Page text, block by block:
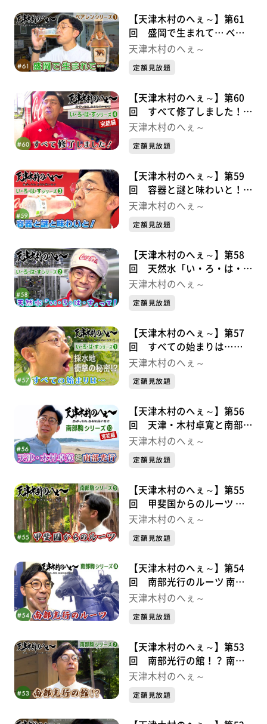
【天津木村のへぇ～】第61
回 盛岡で生まれて… べア
レンシリーズ➀
天津木村のへぇ～
定額見放題
【天津木村のへぇ～】第60
回 すべて修了しました！
い・ろ・は・すシリーズ➃完
天津木村のへぇ～
定額見放題
【天津木村のへぇ～】第59
回 容器と謎と味わいと！
い・ろ・は・すシリーズ③
天津木村のへぇ～
定額見放題
【天津木村のへぇ～】第58
回 天然水「い・ろ・は・
す」って！ い・ろ・は・す
天津木村のへぇ～
定額見放題
【天津木村のへぇ～】第57
回 すべての始まりは…
い・ろ・は・すシリーズ➀
天津木村のへぇ～
定額見放題
【天津木村のへぇ～】第56
回 天津・木村卓寛と南部光
行 南部駒シリーズ⑩完結編
天津木村のへぇ～
定額見放題
【天津木村のへぇ～】第55
回 甲斐国からのルーツ 南
部駒シリーズ⑨
天津木村のへぇ～
定額見放題
【天津木村のへぇ～】第54
回 南部光行のルーツ 南部
駒シリーズ➇
天津木村のへぇ～
定額見放題
【天津木村のへぇ～】第53
回 南部光行の館！？ 南部
駒シリーズ⑦
天津木村のへぇ～
定額見放題